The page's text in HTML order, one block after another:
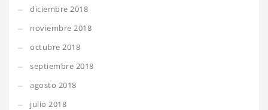
diciembre 2018
noviembre 2018
octubre 2018
septiembre 2018
agosto 2018
julio 2018